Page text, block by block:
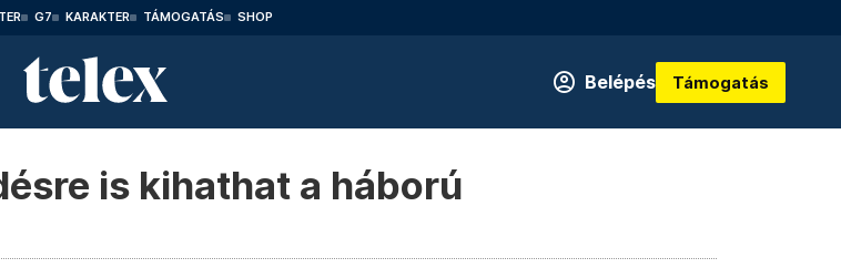
G7 KARAKTER TÁMOGATÁS SHOP
Belépés Támogatás
is kihathat a háború